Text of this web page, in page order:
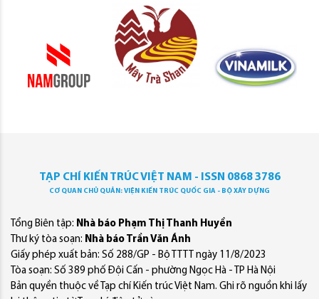
TẠP CHÍ KIẾN TRÚC VIỆT NAM - ISSN 0868 3786
CƠ QUAN CHỦ QUẢN: VIỆN KIẾN TRÚC QUỐC GIA - BỘ XÂY DỰNG
Tổng Biên tập: Nhà báo Phạm Thị Thanh Huyền
Thư ký tòa soạn: Nhà báo Trần Văn Ánh
Giấy phép xuất bản: Số 288/GP - Bộ TTTT ngày 11/8/2023
Tòa soạn: Số 389 phố Đội Cấn - phường Ngọc Hà - TP Hà Nội
Bản quyền thuộc về Tạp chí Kiến trúc Việt Nam. Ghi rõ nguồn khi lấy